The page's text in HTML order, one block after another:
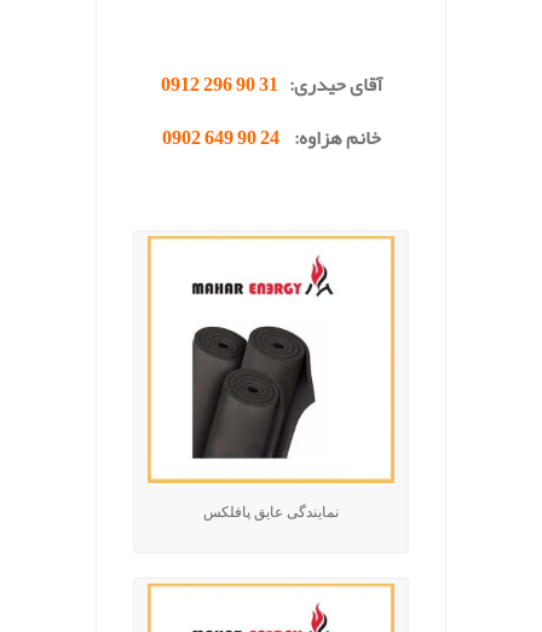
آقای حیدری: 31 90 296 0912
خانم هزاوه:24 90 649 0902
نمایندگی عایق پافلکس